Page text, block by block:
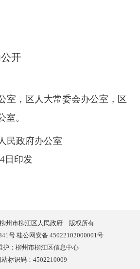
开
室，区人大常委会办公室，区
室。
区人民政府办公室
日印发
州市柳江区人民政府 版权所有
号 桂公网安备 45022102000001号
护：柳州市柳江区信息中心
站标识码：4502210009